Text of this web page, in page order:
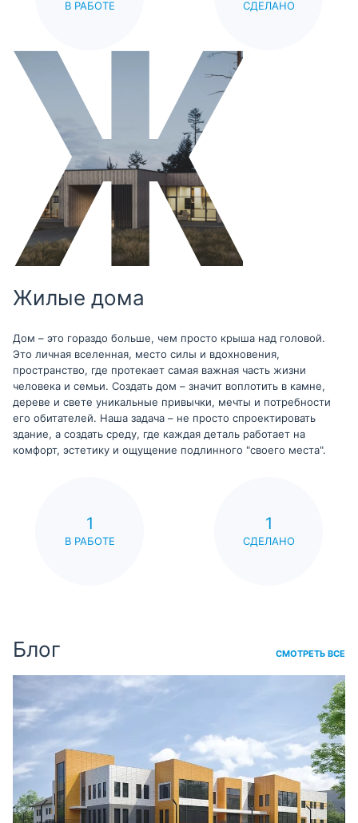
В РАБОТЕ СДЕЛАНО
Жилые дома
Дом – это гораздо больше, чем просто крыша над головой.
Это личная вселенная, место силы и вдохновения,
пространство, где протекает самая важная часть жизни
человека и семьи. Создать дом – значит воплотить в камне,
дереве и свете уникальные привычки, мечты и потребности
его обитателей. Наша задача – не просто спроектировать
здание, а создать среду, где каждая деталь работает на
комфорт, эстетику и ощущение подлинного "своего места".
1
В РАБОТЕ
1
СДЕЛАНО
Блог СМОТРЕТЬ ВСЕ